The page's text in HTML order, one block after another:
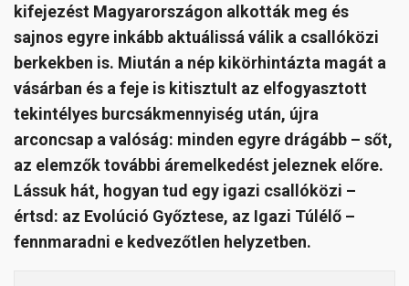
kifejezést Magyarországon alkották meg és
sajnos egyre inkább aktuálissá válik a csallóközi
berkekben is. Miután a nép kikörhintázta magát a
vásárban és a feje is kitisztult az elfogyasztott
tekintélyes burcsákmennyiség után, újra
arconcsap a valóság: minden egyre drágább – sőt,
az elemzők további áremelkedést jeleznek előre.
Lássuk hát, hogyan tud egy igazi csallóközi –
értsd: az Evolúció Győztese, az Igazi Túlélő –
fennmaradni e kedvezőtlen helyzetben.